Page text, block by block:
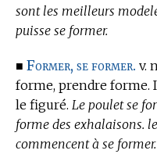
sont les meilleurs
puisse se former.
■ Former, se former. v.
forme, prendre forme.
le figuré. Le poulet se
forme des exhalaisons.
commencent à se